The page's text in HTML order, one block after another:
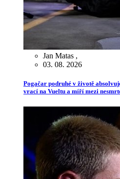
Jan Matas ,
03. 08. 2026
Pogačar podruhé v životě
vrací na Vueltu a míří mezi